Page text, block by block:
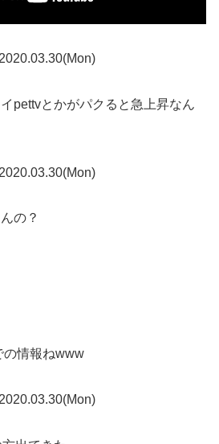
2020.03.30(Mon)
pettvとかがパクると急上昇なん
2020.03.30(Mon)
の？
の情報ねwww
2020.03.30(Mon)